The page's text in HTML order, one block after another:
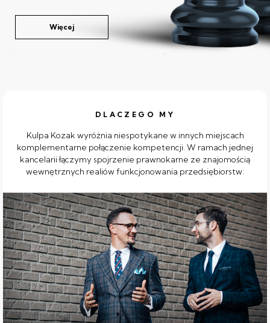
Więcej
DLACZEGO MY
Kulpa Kozak wyróżnia niespotykane w innych miejscach
komplementarne połączenie kompetencji. W ramach jednej
kancelarii łączymy spojrzenie prawnokarne ze znajomością
wewnętrznych realiów funkcjonowania przedsiębiorstw: